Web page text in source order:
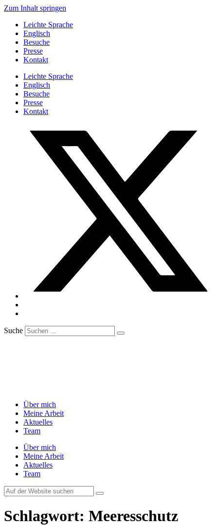
Zum Inhalt springen
Leichte Sprache
Englisch
Besuche
Presse
Kontakt
Leichte Sprache
Englisch
Besuche
Presse
Kontakt
Suche
Über mich
Meine Arbeit
Aktuelles
Team
Über mich
Meine Arbeit
Aktuelles
Team
Schlagwort: Meeresschutz